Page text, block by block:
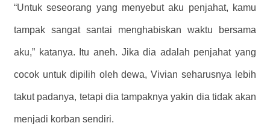
“Untuk seseorang yang menyebut aku penjahat, kamu
tampak sangat santai menghabiskan waktu bersama
aku,” katanya. Itu aneh. Jika dia adalah penjahat yang
cocok untuk dipilih oleh dewa, Vivian seharusnya lebih
takut padanya, tetapi dia tampaknya yakin dia tidak akan
menjadi korban sendiri.